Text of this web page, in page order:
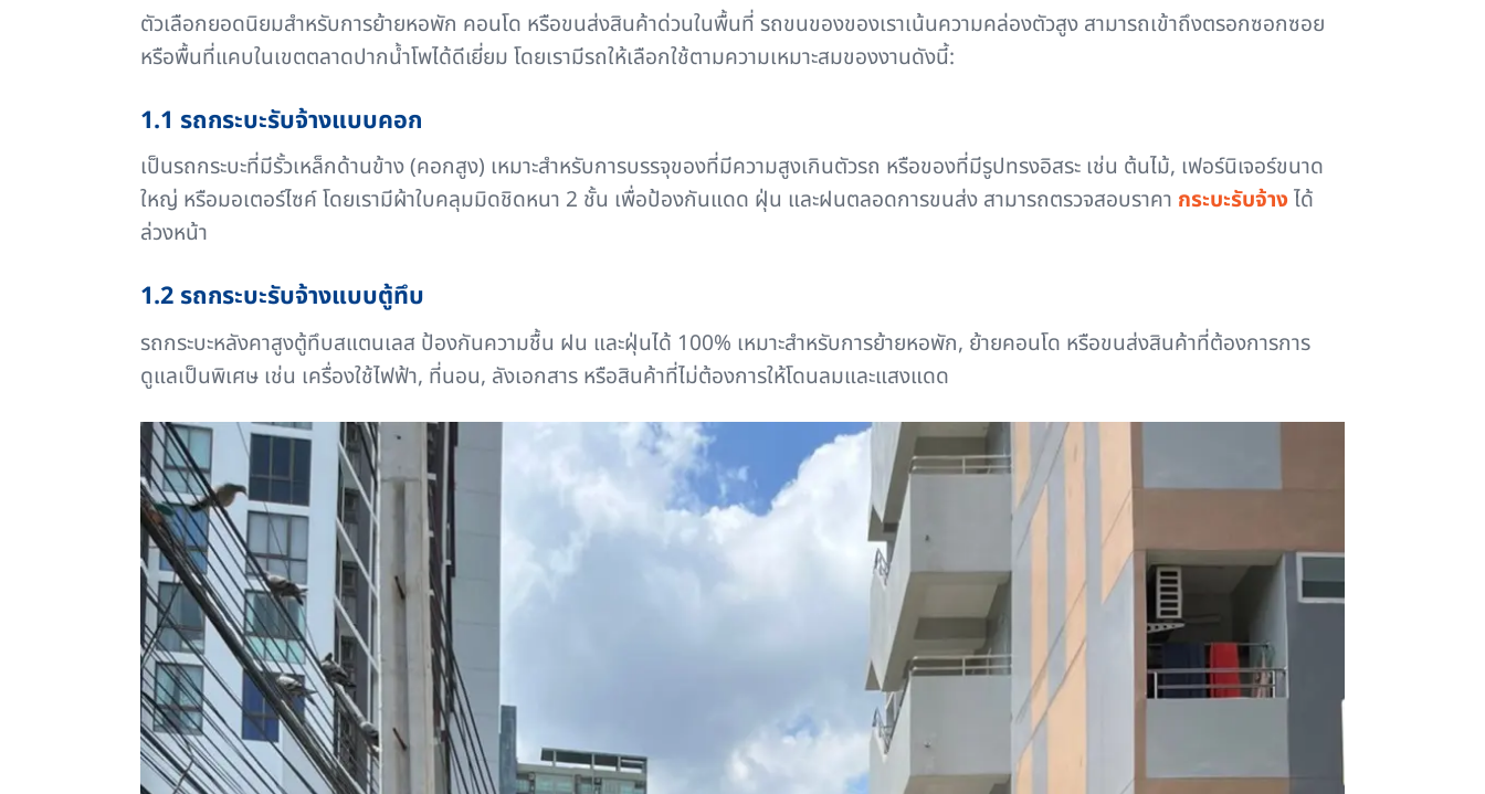
ตัวเลือกยอดนิยมสำหรับการย้ายหอพัก คอนโด หรือขนส่งสินค้าด่วนในพื้นที่ รถขนของของเราเน้นความคล่องตัวสูง สามารถเข้าถึงตรอกซอกซอย
หรือพื้นที่แคบในเขตตลาดปากน้ำโพได้ดีเยี่ยม โดยเรามีรถให้เลือกใช้ตามความเหมาะสมของงานดังนี้:
1.1 รถกระบะรับจ้างแบบคอก
เป็นรถกระบะที่มีรั้วเหล็กด้านข้าง (คอกสูง) เหมาะสำหรับการบรรจุของที่มีความสูงเกินตัวรถ หรือของที่มีรูปทรงอิสระ เช่น ต้นไม้, เฟอร์นิเจอร์ขนาด
ใหญ่ หรือมอเตอร์ไซค์ โดยเรามีผ้าใบคลุมมิดชิดหนา 2 ชั้น เพื่อป้องกันแดด ฝุ่น และฝนตลอดการขนส่ง สามารถตรวจสอบราคา กระบะรับจ้างได้
ล่วงหน้า
1.2 รถกระบะรับจ้างแบบตู้ทึบ
รถกระบะหลังคาสูงตู้ทึบสแตนเลส ป้องกันความชื้น ฝน และฝุ่นได้ 100% เหมาะสำหรับการย้ายหอพัก, ย้ายคอนโด หรือขนส่งสินค้าที่ต้องการการ
ดูแลเป็นพิเศษ เช่น เครื่องใช้ไฟฟ้า, ที่นอน, ลังเอกสาร หรือสินค้าที่ไม่ต้องการให้โดนลมและแสงแดด